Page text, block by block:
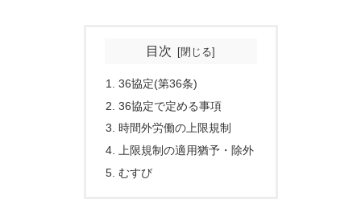
目次
36協定(第36条)
36協定で定める事項
時間外労働の上限規制
上限規制の適用猶予・除外
むすび